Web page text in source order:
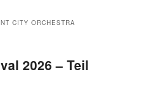
CITY ORCHESTRA
2026 – Teil